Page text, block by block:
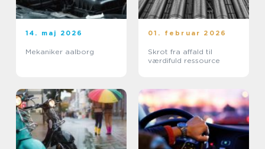
14. maj 2026
Mekaniker aalborg
01. februar 2026
Skrot fra affald til
værdifuld ressource